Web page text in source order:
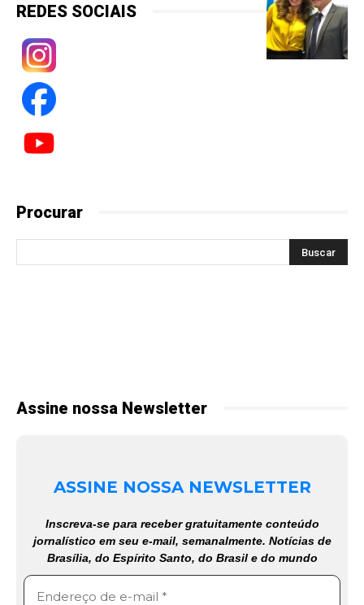
REDES SOCIAIS
Procurar
Assine nossa Newsletter
ASSINE NOSSA NEWSLETTER
Inscreva-se para receber gratuitamente conteúdo
jornalístico em seu e-mail, semanalmente. Notícias de
Brasília, do Espírito Santo, do Brasil e do mundo